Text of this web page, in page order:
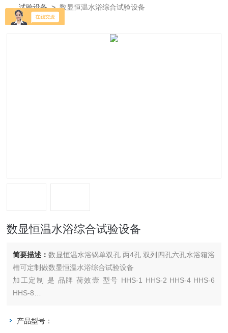
试验设备>数显恒温水浴综合试验设备
数显恒温水浴综合试验设备
简要描述：数显恒温水浴锅单双孔 两4孔 双列四孔六孔水浴箱浴
槽可定制做数显恒温水浴综合试验设备
加工定制 是 品牌 荷效壹 型号 HHS-1 HHS-2 HHS-4 HHS-6
HHS-8
动度 旺旺详询（℃）
产品型号：